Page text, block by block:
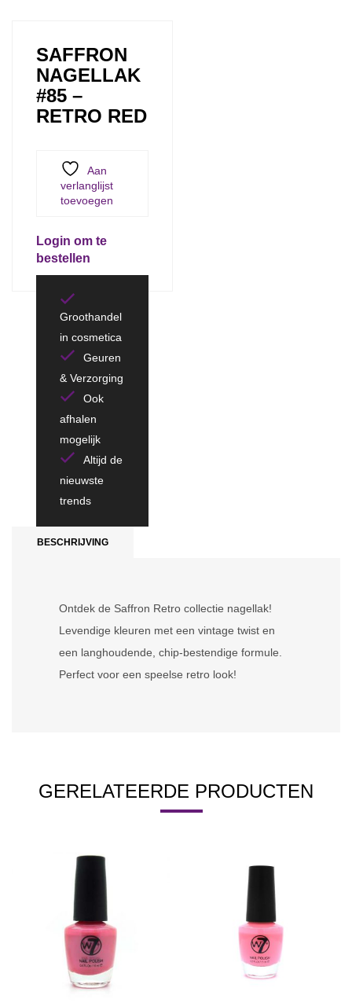
SAFFRON
NAGELLAK
#85 –
RETRO RED
Aan
verlanglijst
toevoegen
Login om te
bestellen
Groothandel
in cosmetica
Geuren
& Verzorging
Ook
afhalen
mogelijk
Altijd de
nieuwste
trends
BESCHRIJVING
Ontdek de Saffron Retro collectie nagellak!
Levendige kleuren met een vintage twist en
een langhoudende, chip-bestendige formule.
Perfect voor een speelse retro look!
GERELATEERDE PRODUCTEN